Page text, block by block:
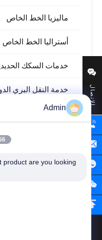
الاتصال
ماليزيا الخط الخاص
أستراليا الخط الخاص
خدمات السكك
خدمة النقل البري
إذا كان لديك أسئلة أو
Admin
product are you looking